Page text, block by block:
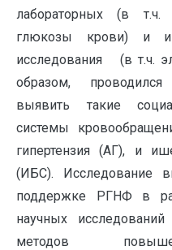
лабораторных (в т.ч.
глюкозы крови) и
исследования (в т.ч.
образом,
выявить такие
системы
гипертензия (АГ), и
(ИБС). Исследование
поддержке РГНФ в
научных
методов